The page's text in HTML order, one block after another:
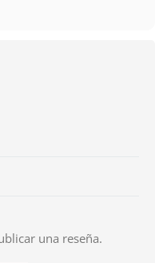
una reseña.